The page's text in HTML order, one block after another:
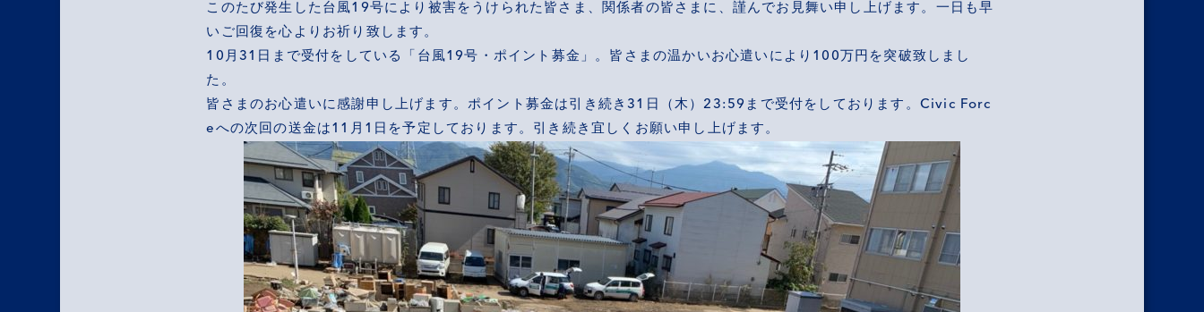
このたび発生した台風19号により被害をうけられた皆さま、関係者の皆さまに、謹んでお見舞い申し上げます。一日も早
いご回復を心よりお祈り致します。
10月31日まで受付をしている「台風19号・ポイント募金」。皆さまの温かいお心遣いにより100万円を突破致しまし
た。
皆さまのお心遣いに感謝申し上げます。ポイント募金は引き続き31日（木）23:59まで受付をしております。Civic Forc
eへの次回の送金は11月1日を予定しております。引き続き宜しくお願い申し上げます。